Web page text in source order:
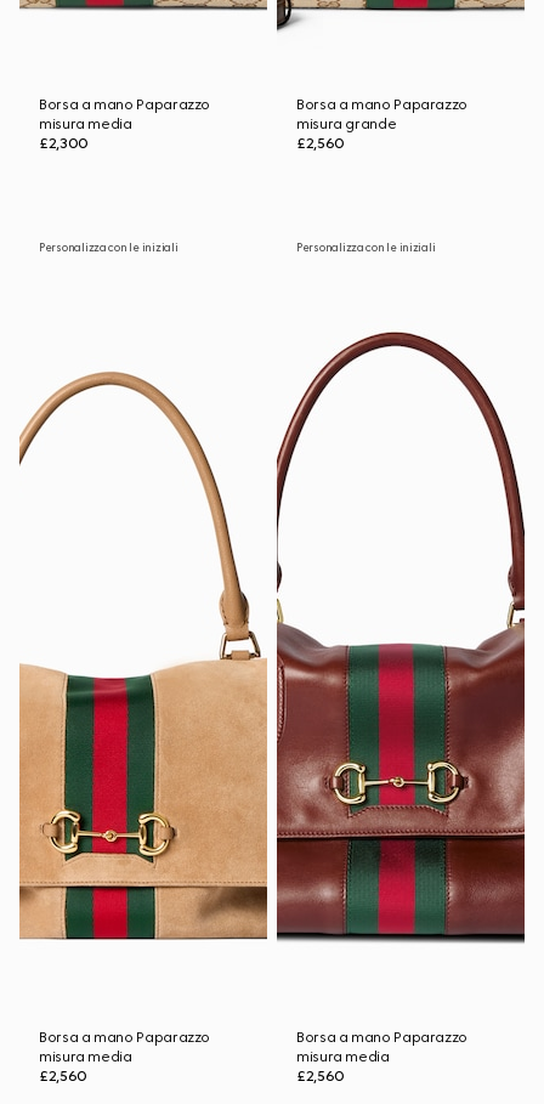
Borsa a mano Paparazzo
misura media
£2,300
Borsa a mano Paparazzo
misura grande
£2,560
Personalizza con le iniziali
Borsa a mano Paparazzo
misura media
£2,560
Personalizza con le iniziali
Borsa a mano Paparazzo
misura media
£2,560